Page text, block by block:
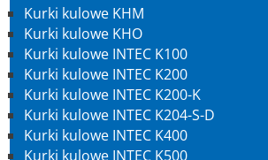
Kurki kulowe KHM
Kurki kulowe KHO
Kurki kulowe INTEC K100
Kurki kulowe INTEC K200
Kurki kulowe INTEC K200-K
Kurki kulowe INTEC K204-S-D
Kurki kulowe INTEC K400
Kurki kulowe INTEC K500